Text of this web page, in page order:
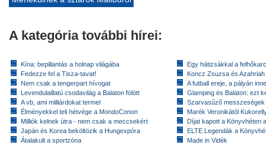
A kategória további hírei:
Kína: bepillantás a holnap világába
Fedezze fel a Tisza-tavat!
Nem csak a tengerpart hívogat
Levendulaillatú csodavilág a Balaton fölött
A vb, ami milliárdokat termel
Élményekkel teli hétvége a MondoConon
Milliók kelnek útra - nem csak a meccsekért
Japán és Korea beköltözik a Hungexpóra
Átalakult a sportzóna
Egy hátizsákkal a
Koncz Zsuzsa és
A futball ereje, a pályán
Glamping és Balaton: ezt
Szarvasűző messzeségek
Marék Veronikától
Díjat kapott a Könyvhéten
ELTE Legendák a
Made in Vidék